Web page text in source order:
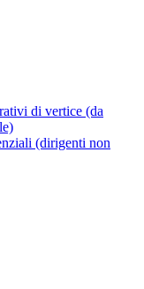
di vertice (da
(dirigenti non